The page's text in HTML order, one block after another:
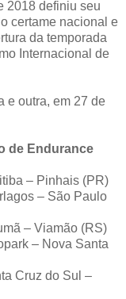
2018 definiu seu
certame nacional e
da temporada
Internacional de
e outra, em 27 de
de Endurance
– Pinhais (PR)
– São Paulo
– Viamão (RS)
– Nova Santa
Cruz do Sul –